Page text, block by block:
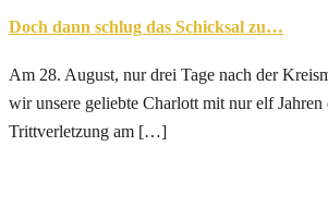
Doch dann schlug das Schicksal zu…
Am 28. August, nur drei Tage nach der
wir unsere geliebte Charlott mit nur elf Jahren
Trittverletzung am […]